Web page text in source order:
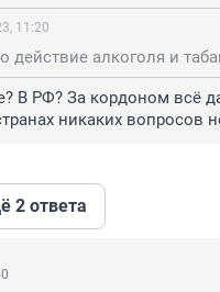
11:20
В РФ? За кордоном всё
никаких вопросов
2 ответа